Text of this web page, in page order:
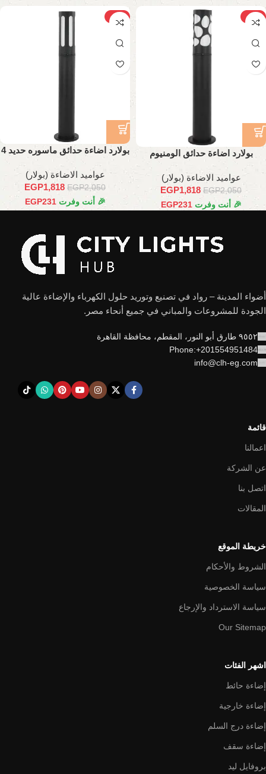
-11%
بولارد اضاءة حدائق الومنيوم
ماسوره حديد 4 بوصه 90 سم
عواميد الاضاءة (بولار)
EGP2,050
EGP1,818
🎉 أنت وفرت EGP231
-11%
بولارد اضاءة حدائق ماسوره حديد 4
بوصه
عواميد الاضاءة (بولار)
EGP2,050
EGP1,818
🎉 أنت وفرت EGP231
أضواء المدينة – رواد في تصنيع وتوريد حلول الكهرباء والإضاءة عالية
الجودة للمشروعات والمباني في جميع أنحاء مصر.
٩٥٥٢ طارق أبو النور، المقطم، محافظة القاهرة
Phone:+201554951484
info@clh-eg.com
قائمة
اعمالنا
عن الشركة
اتصل بنا
المقالات
خريطة الموقع
الشروط والأحكام
سياسة الخصوصية
سياسة الاسترداد والإرجاع
Our Sitemap
اشهر الفئات
إضاءة حائط
إضاءة خارجية
إضاءة درج السلم
إضاءة سقف
بروفايل ليد